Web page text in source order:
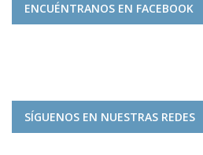
ENCUÉNTRANOS EN FACEBOOK
SÍGUENOS EN NUESTRAS REDES